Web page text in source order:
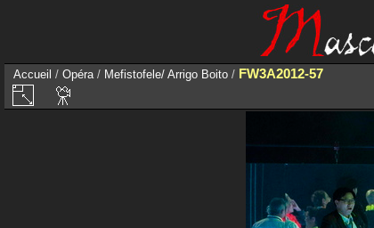
Accueil / Opéra/ Mefistofele/ Arrigo Boito / FW3A2012-57